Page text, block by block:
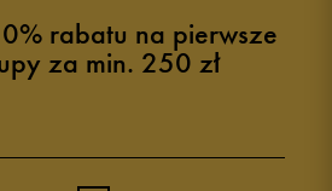
rabatu na pierwsze
za min. 250 zł